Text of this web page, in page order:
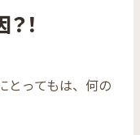
！
とってもは、何の